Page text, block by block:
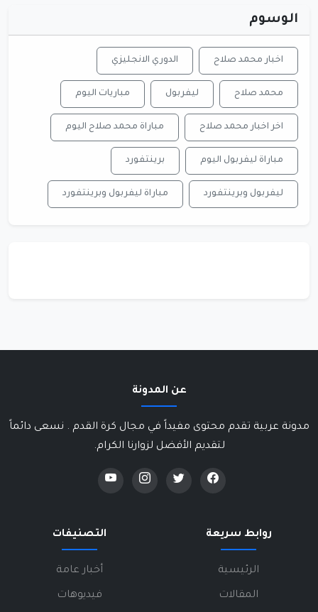
الوسوم
اخبار محمد صلاح الدوري الانجليزي
محمد صلاح ليفربول مباريات اليوم
اخر اخبار محمد صلاح مباراة محمد صلاح اليوم
مباراة ليفربول اليوم برينتفورد
ليفربول وبرينتفورد مباراة ليفربول وبرينتفورد
عن المدونة
مدونة عربية تقدم محتوى مفيداً في مجال كرة القدم . نسعى دائماً
لتقديم الأفضل لزوارنا الكرام.
روابط سريعة
الرئيسية
المقالات
التصنيفات
أخبار عامة
فيديوهات